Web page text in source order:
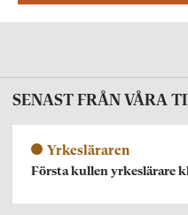
SENAST FRÅN VÅRA
Yrkesläraren
Första kullen yrkeslärare